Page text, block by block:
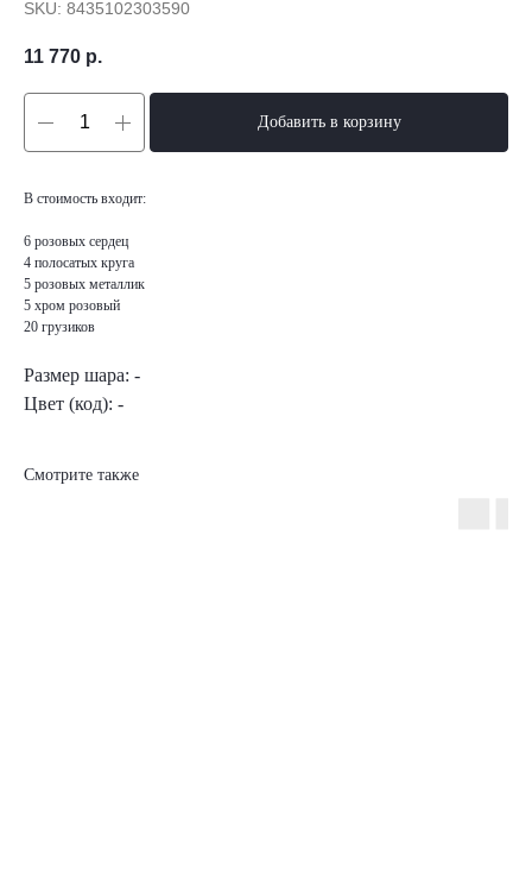
SKU: 8435102303590
11 770 р.
Добавить в корзину
В стоимость входит:
6 розовых сердец
4 полосатых круга
5 розовых металлик
5 хром розовый
20 грузиков
Размер шара: -
Цвет (код): -
Смотрите также